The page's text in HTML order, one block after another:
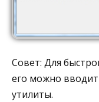
Совет: Для
его можно
утилиты.